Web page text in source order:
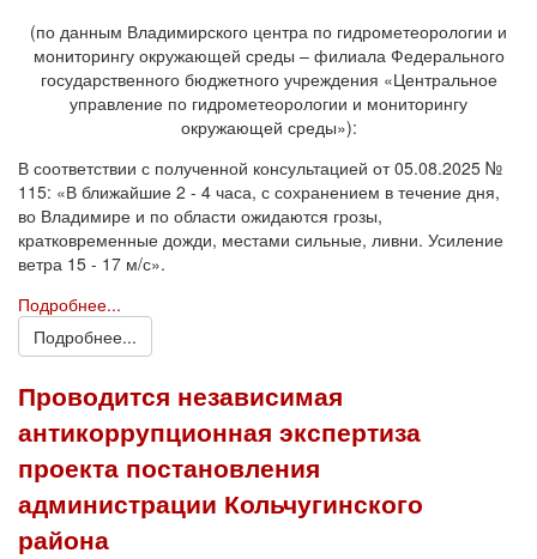
(по данным Владимирского центра по гидрометеорологии и
мониторингу окружающей среды – филиала Федерального
государственного бюджетного учреждения «Центральное
управление по гидрометеорологии и мониторингу
окружающей среды»):
В соответствии с полученной консультацией от 05.08.2025 №
115: «В ближайшие 2 - 4 часа, с сохранением в течение дня,
во Владимире и по области ожидаются грозы,
кратковременные дожди, местами сильные, ливни. Усиление
ветра 15 - 17 м/с».
Подробнее...
Подробнее...
Проводится независимая
антикоррупционная экспертиза
проекта постановления
администрации Кольчугинского
района